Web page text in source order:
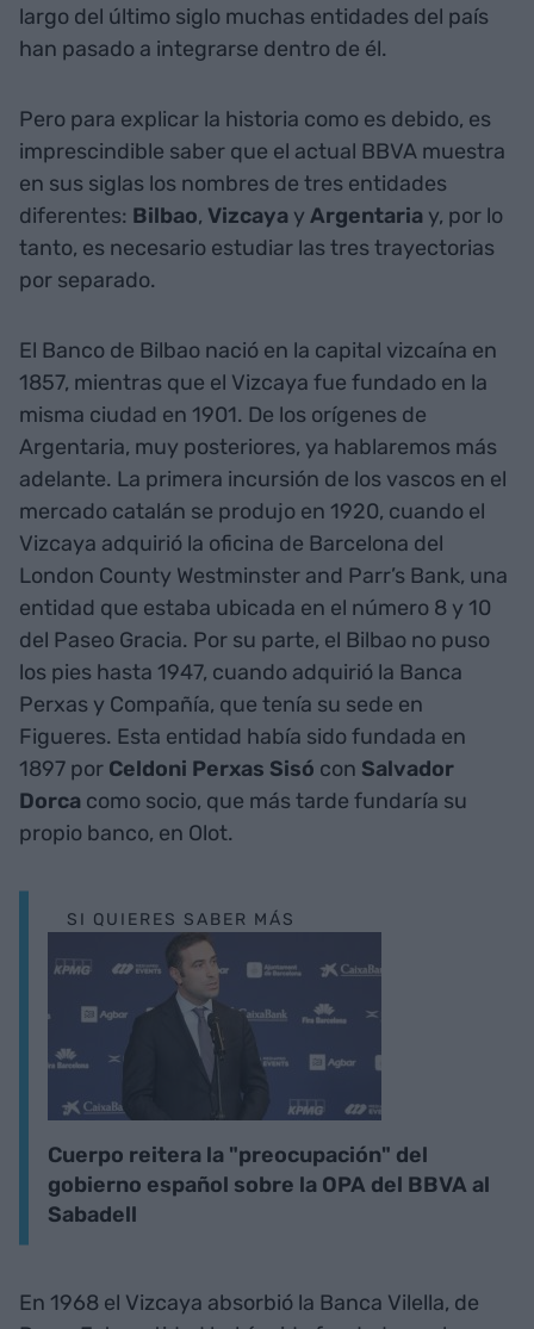
largo del último siglo muchas entidades del país
han pasado a integrarse dentro de él.
Pero para explicar la historia como es debido, es
imprescindible saber que el actual BBVA muestra
en sus siglas los nombres de tres entidades
diferentes: Bilbao, Vizcaya y Argentaria y, por lo
tanto, es necesario estudiar las tres trayectorias
por separado.
El Banco de Bilbao nació en la capital vizcaína en
1857, mientras que el Vizcaya fue fundado en la
misma ciudad en 1901. De los orígenes de
Argentaria, muy posteriores, ya hablaremos más
adelante. La primera incursión de los vascos en el
mercado catalán se produjo en 1920, cuando el
Vizcaya adquirió la oficina de Barcelona del
London County Westminster and Parr’s Bank, una
entidad que estaba ubicada en el número 8 y 10
del Paseo Gracia. Por su parte, el Bilbao no puso
los pies hasta 1947, cuando adquirió la Banca
Perxas y Compañía, que tenía su sede en
Figueres. Esta entidad había sido fundada en
1897 por Celdoni Perxas Sisó con Salvador
Dorca como socio, que más tarde fundaría su
propio banco, en Olot.
SI QUIERES SABER MÁS
Cuerpo reitera la "preocupación" del
gobierno español sobre la OPA del BBVA al
Sabadell
En 1968 el Vizcaya absorbió la Banca Vilella, de